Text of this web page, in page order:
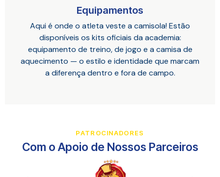
Equipamentos
Aqui é onde o atleta veste a camisola! Estão
disponíveis os kits oficiais da academia:
equipamento de treino, de jogo e a camisa de
aquecimento — o estilo e identidade que marcam
a diferença dentro e fora de campo.
PATROCINADORES
Com o Apoio de Nossos Parceiros​